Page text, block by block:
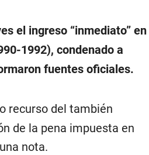
el ingreso “inmediato” en
1992), condenado a
fuentes oficiales.
recurso del también
de la pena impuesta en
nota.